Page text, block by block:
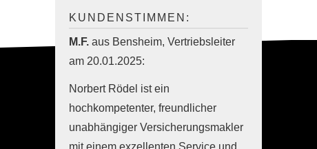
KUNDENSTIMMEN:
M.F. aus Bensheim, Vertriebsleiter
am 20.01.2025:
Norbert Rödel ist ein
hochkompetenter, freundlicher
unabhängiger Ver­sicherungs­makler
mit einem exzellenten Service und